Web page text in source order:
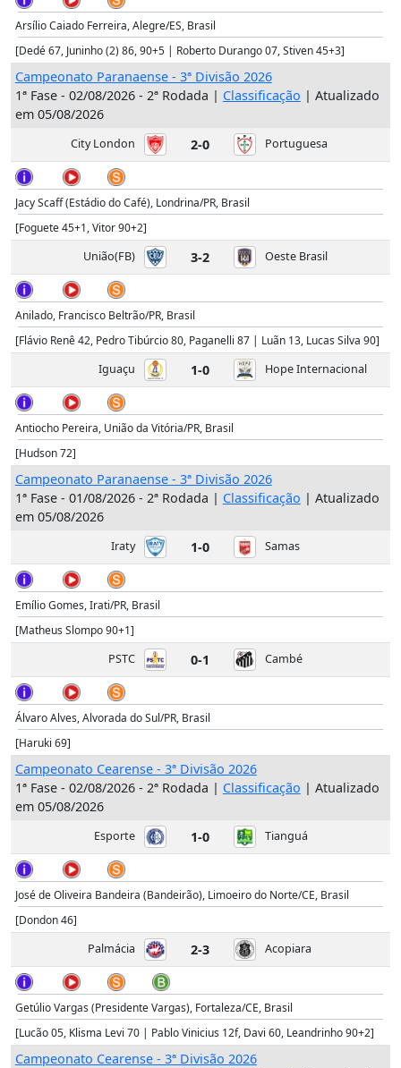
Arsílio Caiado Ferreira, Alegre/ES, Brasil
[Dedé 67, Juninho (2) 86, 90+5 | Roberto Durango 07, Stiven 45+3]
Campeonato Paranaense - 3ª Divisão 2026
1ª Fase - 02/08/2026 - 2ª Rodada | Classificação | Atualizado
em 05/08/2026
City London 2-0 Portuguesa
Jacy Scaff (Estádio do Café), Londrina/PR, Brasil
[Foguete 45+1, Vitor 90+2]
União(FB)
3-2 Oeste Brasil
Anilado, Francisco Beltrão/PR, Brasil
[Flávio Renê 42, Pedro Tibúrcio 80, Paganelli 87 | Luãn 13, Lucas Silva 90]
Iguaçu
1-0 Hope Internacional
Antiocho Pereira, União da Vitória/PR, Brasil
[Hudson 72]
Campeonato Paranaense - 3ª Divisão 2026
1ª Fase - 01/08/2026 - 2ª Rodada | Classificação | Atualizado
em 05/08/2026
Iraty 1-0 Samas
Emílio Gomes, Irati/PR, Brasil
[Matheus Slompo 90+1]
PSTC
0-1 Cambé
Álvaro Alves, Alvorada do Sul/PR, Brasil
[Haruki 69]
Campeonato Cearense - 3ª Divisão 2026
1ª Fase - 02/08/2026 - 2ª Rodada | Classificação | Atualizado
em 05/08/2026
Esporte 1-0 Tianguá
José de Oliveira Bandeira (Bandeirão), Limoeiro do Norte/CE, Brasil
[Dondon 46]
Palmácia
2-3 Acopiara
Getúlio Vargas (Presidente Vargas), Fortaleza/CE, Brasil
[Lucão 05, Klisma Levi 70 | Pablo Vinicius 12f, Davi 60, Leandrinho 90+2]
Campeonato Cearense - 3ª Divisão 2026